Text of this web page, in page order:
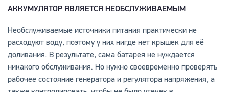
АККУМУЛЯТОР ЯВЛЯЕТСЯ НЕОБСЛУЖИВАЕМЫМ
Необслуживаемые источники питания практически не
расходуют воду, поэтому у них нигде нет крышек для её
доливания. В результате, сама батарея не нуждается
никакого обслуживания. Но нужно своевременно проверять
рабочее состояние генератора и регулятора напряжения, а